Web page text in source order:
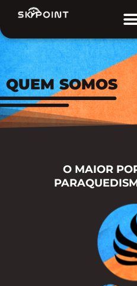
o
conteúdo
QUEM SOMOS
O MAIOR